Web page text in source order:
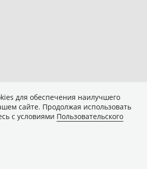
для обеспечения наилучшего
сайте. Продолжая использовать
с условиями Пользовательского